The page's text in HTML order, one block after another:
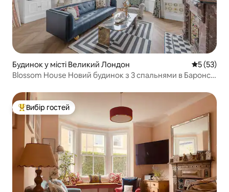
Будинок у місті Великий Лондон Середня
5 (53)
Blossom House Новий будинок з 3 спальнями в Баронс-
Топ вибір гостей
Вибір гостей